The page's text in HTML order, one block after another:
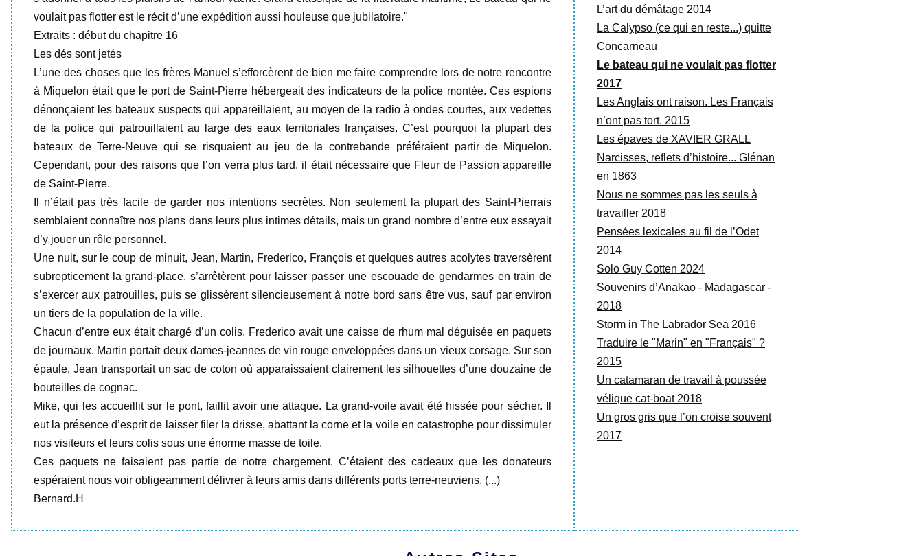
voulait pas flotter est le récit d’une expédition aussi houleuse que jubilatoire."
Extraits : début du chapitre 16
Les dés sont jetés
L’une des choses que les frères Manuel s’efforcèrent de bien me faire comprendre lors de notre rencontre
à Miquelon était que le port de Saint-Pierre hébergeait des indicateurs de la police montée. Ces espions
dénonçaient les bateaux suspects qui appareillaient, au moyen de la radio à ondes courtes, aux vedettes
de la police qui patrouillaient au large des eaux territoriales françaises. C’est pourquoi la plupart des
bateaux de Terre-Neuve qui se risquaient au jeu de la contrebande préféraient partir de Miquelon.
Cependant, pour des raisons que l’on verra plus tard, il était nécessaire que Fleur de Passion appareille
de Saint-Pierre.
Il n’était pas très facile de garder nos intentions secrètes. Non seulement la plupart des Saint-Pierrais
semblaient connaître nos plans dans leurs plus intimes détails, mais un grand nombre d’entre eux essayait
d’y jouer un rôle personnel.
Une nuit, sur le coup de minuit, Jean, Martin, Frederico, François et quelques autres acolytes traversèrent
subrepticement la grand-place, s’arrêtèrent pour laisser passer une escouade de gendarmes en train de
s’exercer aux patrouilles, puis se glissèrent silencieusement à notre bord sans être vus, sauf par environ
un tiers de la population de la ville.
Chacun d’entre eux était chargé d’un colis. Frederico avait une caisse de rhum mal déguisée en paquets
de journaux. Martin portait deux dames-jeannes de vin rouge enveloppées dans un vieux corsage. Sur son
épaule, Jean transportait un sac de coton où apparaissaient clairement les silhouettes d’une douzaine de
bouteilles de cognac.
Mike, qui les accueillit sur le pont, faillit avoir une attaque. La grand-voile avait été hissée pour sécher. Il
eut la présence d’esprit de laisser filer la drisse, abattant la corne et la voile en catastrophe pour dissimuler
nos visiteurs et leurs colis sous une énorme masse de toile.
Ces paquets ne faisaient pas partie de notre chargement. C’étaient des cadeaux que les donateurs
espéraient nous voir obligeamment délivrer à leurs amis dans différents ports terre-neuviens. (...)
Bernard.H
L’art du démâtage 2014
La Calypso (ce qui en reste...) quitte
Concarneau
Le bateau qui ne voulait pas flotter
2017
Les Anglais ont raison. Les Français
n’ont pas tort. 2015
Les épaves de XAVIER GRALL
Narcisses, reflets d’histoire... Glénan
en 1863
Nous ne sommes pas les seuls à
travailler 2018
Pensées lexicales au fil de l’Odet
2014
Solo Guy Cotten 2024
Souvenirs d’Anakao - Madagascar -
2018
Storm in The Labrador Sea 2016
Traduire le "Marin" en "Français" ?
2015
Un catamaran de travail à poussée
vélique cat-boat 2018
Un gros gris que l’on croise souvent
2017